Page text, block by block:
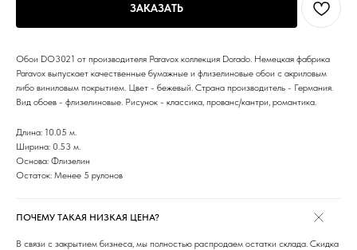
ЗАКАЗАТЬ
Обои DO3021 от производителя Paravox коллекция Dorado. Немецкая фабрика
Paravox выпускает качественные бумажные и флизелиновые обои с акриловым
либо виниловым покрытием. Цвет - бежевый. Страна производитель - Германия.
Вид обоев - флизелиновые. Рисунок - классика, прованс/кантри, романтика.
Длина: 10.05 м.
Ширина: 0.53 м.
Основа: Флизелин
Остаток: Менее 5 рулонов
ПОЧЕМУ ТАКАЯ НИЗКАЯ ЦЕНА?
В связи с закрытием бизнеса, мы полностью распродаем остатки склада. Скидка